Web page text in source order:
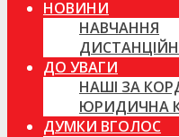
НОВИНИ
НАВЧАННЯ
ДО УВАГИ
НАШІ ЗА
ЮРИДИЧНА
ДУМКИ ВГОЛОС